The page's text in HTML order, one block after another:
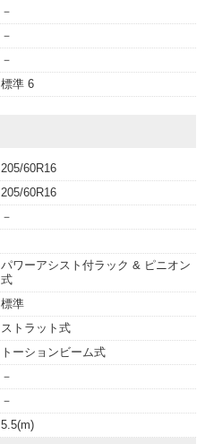
－
－
－
標準 6
205/60R16
205/60R16
－
パワーアシスト付ラック & ピニオン
式
標準
ストラット式
トーションビーム式
－
－
5.5(m)